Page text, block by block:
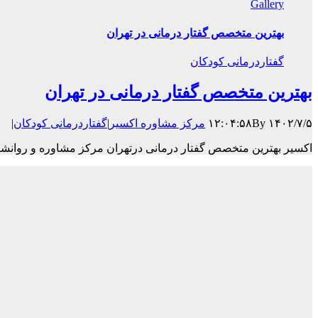
Gallery
بهترین متخصص گفتار درمانی در تهران
گفتاردرمانی کودکان
بهترین متخصص گفتار درمانی در تهران
۱۴۰۲/۷/۵ ۱۲:۰۴:۵۸ By مرکز مشاوره اکسیر |گفتاردرمانی کودکان|
اکسیر بهترین متخصص گفتار درمانی درتهران مرکز مشاوره و